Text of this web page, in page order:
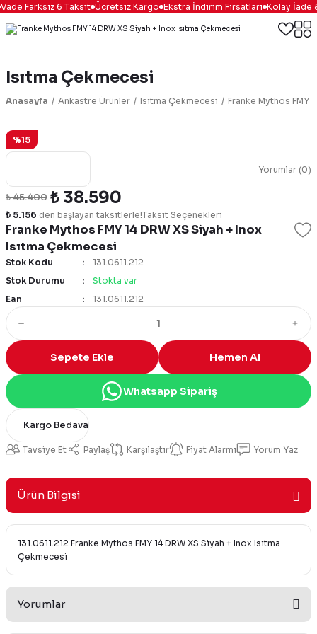
Farksız 6 Taksit Ücretsiz Kargo Ekstra İndirim Fırsatları Kolay İade &
Isıtma Çekmecesi
Anasayfa Ankastre Ürünler Isıtma Çekmecesi Franke Mythos FMY
%15
Yorumlar (0)
Franke Mythos FMY 14 DRW XS Siyah + Inox
Isıtma Çekmecesi
₺ 45.400 ₺ 38.590
₺ 5.156 den başlayan taksitlerle!Taksit Seçenekleri
Stok Kodu
131.0611.212
Stok Durumu
Stokta var
Ean
131.0611.212
Sepete Ekle Hemen Al
Whatsapp Sipariş
Kargo Bedava
Tavsiye Et Paylaş Karşılaştır Fiyat Alarmı Yorum Yaz
Ürün Bilgisi
131.0611.212 Franke Mythos FMY 14 DRW XS Siyah + Inox Isıtma
Çekmecesi
Yorumlar